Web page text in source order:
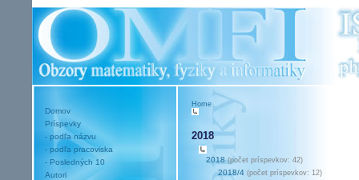
Domov
Príspevky
- podľa názvu
- podľa pracoviska
- Posledných 10
Autori
Home
2018
2018 (počet príspevkov: 42)
2018/4 (počet príspevkov: 12)